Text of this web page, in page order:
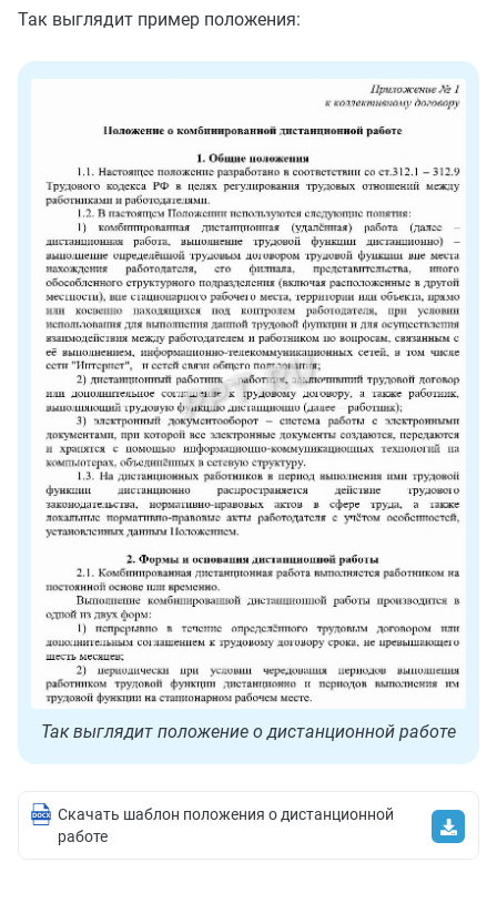
Так выглядит пример положения:
Так выглядит положение о дистанционной работе
Скачать шаблон положения о дистанционной
работе